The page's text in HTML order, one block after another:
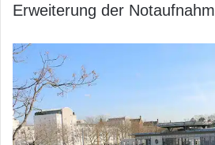
Erweiterung der